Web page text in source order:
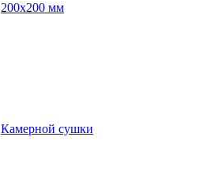
200х200 мм
Камерной сушки